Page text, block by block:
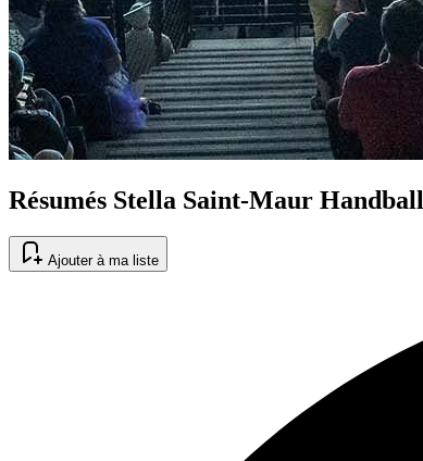
Résumés Stella Saint-Maur Handball
Ajouter à ma liste